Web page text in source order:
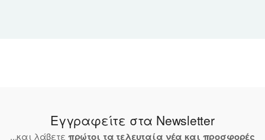
Εγγραφείτε στα Newsletter
...και λάβετε πρώτοι τα τελευταία νέα και προσφορές